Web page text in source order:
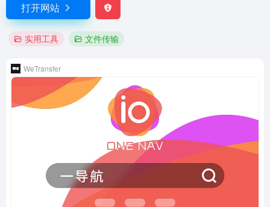
打开网站
实用工具 文件传输
WeTransfer